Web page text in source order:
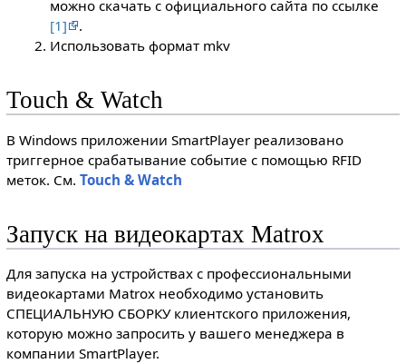
можно скачать с официального сайта по ссылке
[1]
.
Использовать формат mkv
Touch & Watch
В Windows приложении SmartPlayer реализовано
триггерное срабатывание событие с помощью RFID
меток. См. Touch & Watch
Запуск на видеокартах Matrox
Для запуска на устройствах с профессиональными
видеокартами Matrox необходимо установить
СПЕЦИАЛЬНУЮ СБОРКУ клиентского приложения,
которую можно запросить у вашего менеджера в
компании SmartPlayer.